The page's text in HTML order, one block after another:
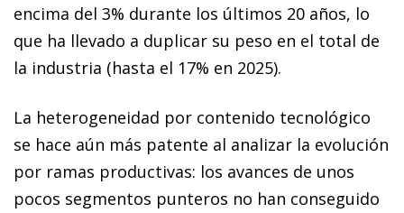
encima del 3% durante los últimos 20 años, lo
que ha llevado a duplicar su peso en el total de
la industria (hasta el 17% en 2025).
La heterogeneidad por contenido tecnológico
se hace aún más patente al analizar la evolución
por ramas productivas: los avances de unos
pocos segmentos punteros no han conseguido